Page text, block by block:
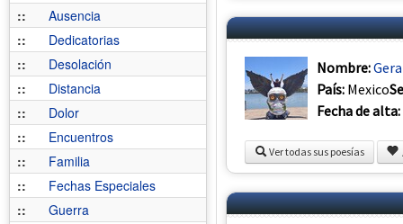
::
Ausencia
::
Dedicatorias
::
Desolación
::
Distancia
::
Dolor
::
Encuentros
::
Familia
::
Fechas Especiales
::
Guerra
Nombre:
País: Mexico
Fecha de alta:
Ver todas sus poesías